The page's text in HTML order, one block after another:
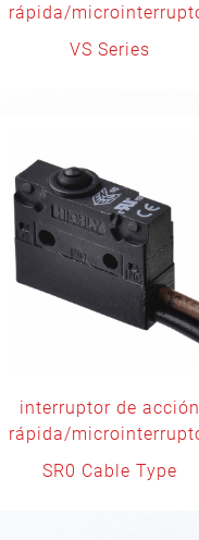
rápida/
VS Series
interruptor de
rápida/
SR0 Cable Type